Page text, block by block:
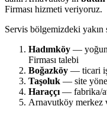
Firması hizmeti veriyoruz.
Servis bölgemizdeki yakın
Hadımköy — yoğun
Firması talebi
Boğazköy — ticari
Taşoluk — site
Haraççı — fabrika/
Arnavutköy merkez